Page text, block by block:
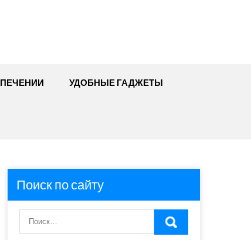
УДОБНЫЕ ГАДЖЕТЫ
Поиск по сайту